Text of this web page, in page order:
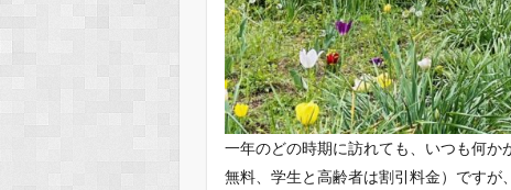
一年のどの時期に訪れても、いつも何
無料、学生と高齢者は割引料金）です